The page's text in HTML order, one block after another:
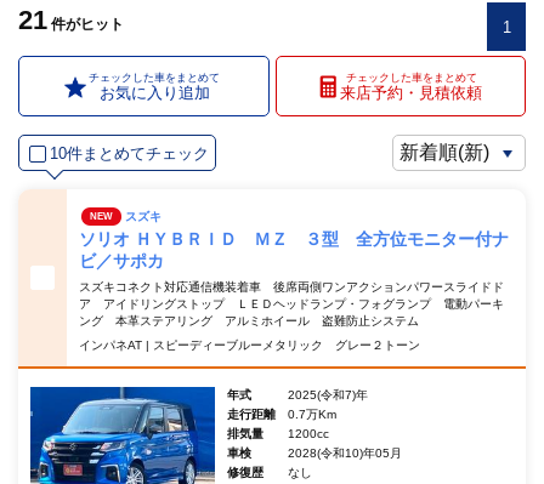
21 件がヒット 1
チェックした車をまとめて
お気に入り追加
チェックした車をまとめて
来店予約・見積依頼
10件まとめてチェック
NEW スズキ
ソリオ ＨＹＢＲＩＤ ＭＺ ３型 全方位モニター付ナ
ビ／サポカ
スズキコネクト対応通信機装着車 後席両側ワンアクションパワースライドド
ア アイドリングストップ ＬＥＤヘッドランプ・フォグランプ 電動パーキ
ング 本革ステアリング アルミホイール 盗難防止システム
インパネAT | スピーディーブルーメタリック グレー２トーン
年式
2025(令和7)年
走行距離
0.7万Km
排気量
1200cc
車検
2028(令和10)年05月
修復歴
なし